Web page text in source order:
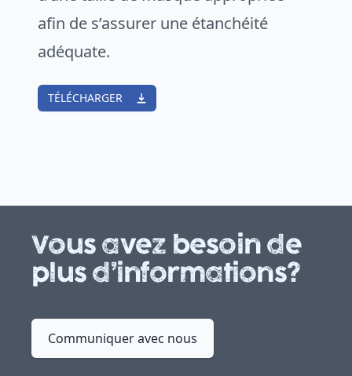
afin de s’assurer une étanchéité
adéquate.
TÉLÉCHARGER
Vous avez besoin de
plus d’informations?
Communiquer avec nous